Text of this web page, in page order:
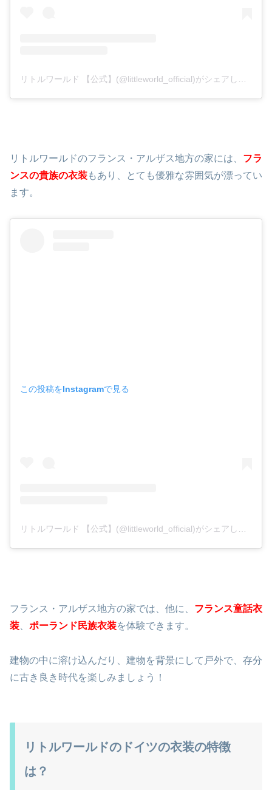
リトルワールドのフランス・アルザス地方の家には、 フラ
ンスの貴族の衣装もあり、とても優雅な雰囲気が漂ってい
ます。
この投稿をInstagramで見る
リトルワールド 【公式】(@littleworld_official)がシェアした投稿
フランス・アルザス地方の家では、他に、 フランス童話衣
装
ポーランド民族衣装を体験できます。
建物の中に溶け込んだり、建物を背景にして戸外で、存分
に古き良き時代を楽しみましょう！
リトルワールドのドイツの衣装の特徴
は？